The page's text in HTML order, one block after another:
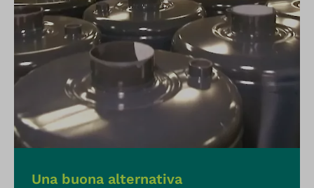
Una buona alternativa